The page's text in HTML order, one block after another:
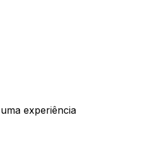
uma experiência